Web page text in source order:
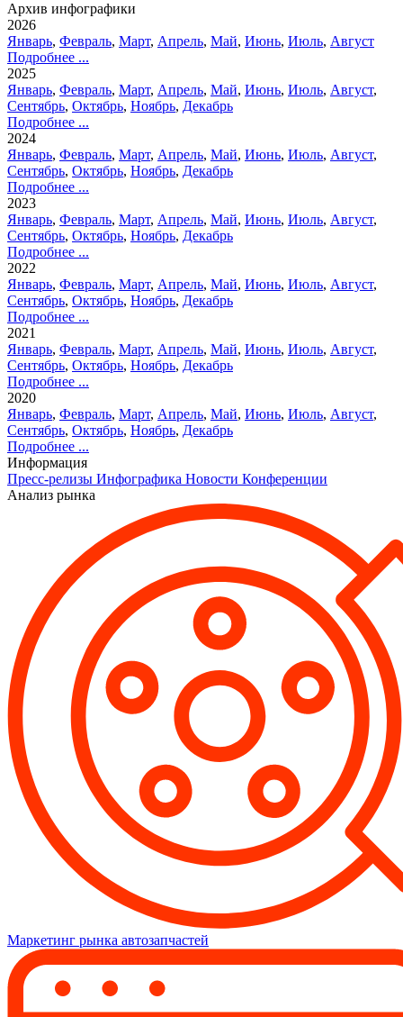
Архив инфографики
2026
Январь, Февраль, Март, Апрель, Май, Июнь, Июль, Август
Подробнее ...
2025
Январь, Февраль, Март, Апрель, Май, Июнь, Июль, Август,
Сентябрь, Октябрь, Ноябрь, Декабрь
Подробнее ...
2024
Январь, Февраль, Март, Апрель, Май, Июнь, Июль, Август,
Сентябрь, Октябрь, Ноябрь, Декабрь
Подробнее ...
2023
Январь, Февраль, Март, Апрель, Май, Июнь, Июль, Август,
Сентябрь, Октябрь, Ноябрь, Декабрь
Подробнее ...
2022
Январь, Февраль, Март, Апрель, Май, Июнь, Июль, Август,
Сентябрь, Октябрь, Ноябрь, Декабрь
Подробнее ...
2021
Январь, Февраль, Март, Апрель, Май, Июнь, Июль, Август,
Сентябрь, Октябрь, Ноябрь, Декабрь
Подробнее ...
2020
Январь, Февраль, Март, Апрель, Май, Июнь, Июль, Август,
Сентябрь, Октябрь, Ноябрь, Декабрь
Подробнее ...
Информация
Пресс-релизы Инфографика Новости Конференции
Анализ рынка
Маркетинг рынка автозапчастей